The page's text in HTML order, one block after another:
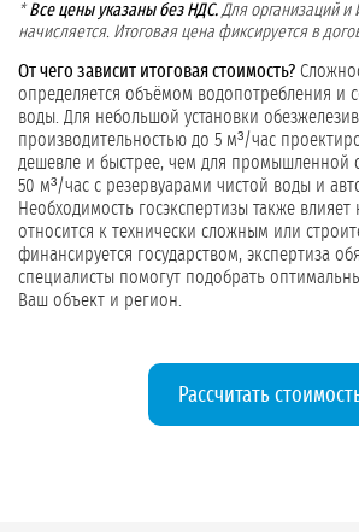
* Все цены указаны без НДС. Для организаций
начисляется. Итоговая цена фиксируется в
От чего зависит итоговая стоимость?
определяется объёмом водопотребления и
воды. Для небольшой установки
производительностью до 5 м³/час
дешевле и быстрее, чем для промышленной
50 м³/час с резервуарами чистой воды и
Необходимость госэкспертизы также
относится к технически сложным или
финансируется государством, экспертиза
специалисты помогут подобрать
Ваш объект и регион.
Рассчитать